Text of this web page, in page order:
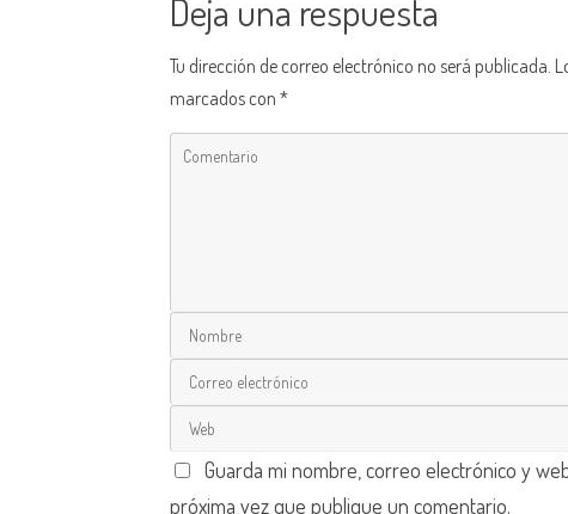
Deja una respuesta
Tu dirección de correo electrónico no será publicada.
marcados con*
Guarda mi nombre, correo electrónico y
próxima vez que publique un comentario.